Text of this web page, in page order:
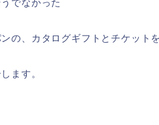
でなかった
の、カタログギフトとチケット
ます。